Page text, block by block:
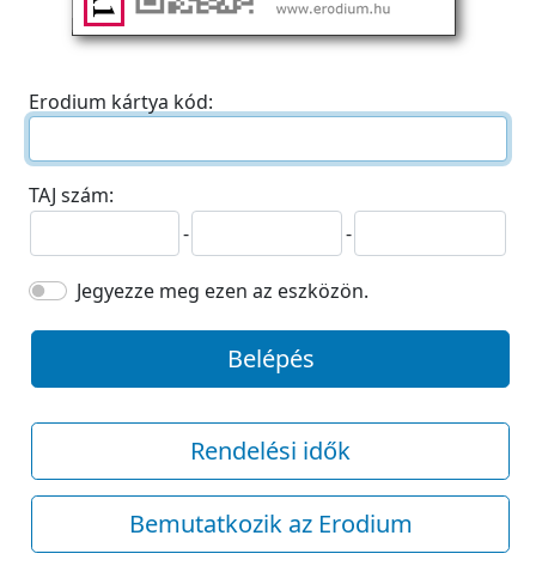
Erodium kártya kód:
TAJ szám:
-
-
Jegyezze meg ezen az eszközön.
Belépés
Rendelési idők
Bemutatkozik az Erodium